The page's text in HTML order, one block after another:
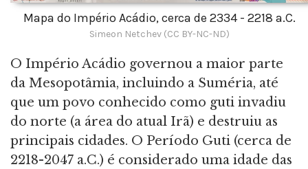
Mapa do Império Acádio, cerca de 2334 - 2218 a.C.
Simeon Netchev (CC BY-NC-ND)
O Império Acádio governou a maior parte
da Mesopotâmia, incluindo a Suméria, até
que um povo conhecido como guti invadiu
do norte (a área do atual Irã) e destruiu as
principais cidades. O Período Guti (cerca de
2218-2047 a.C.) é considerado uma idade das